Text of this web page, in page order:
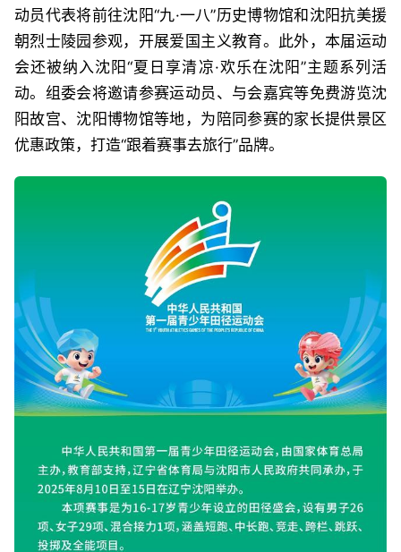
动员代表将前往沈阳“九·一八”历史博物馆和沈阳抗美援
朝烈士陵园参观，开展爱国主义教育。此外，本届运动
会还被纳入沈阳“夏日享清凉·欢乐在沈阳”主题系列活
动。组委会将邀请参赛运动员、与会嘉宾等免费游览沈
阳故宫、沈阳博物馆等地，为陪同参赛的家长提供景区
优惠政策，打造“跟着赛事去旅行”品牌。